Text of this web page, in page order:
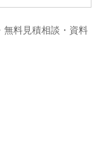
無料見積相談・資料